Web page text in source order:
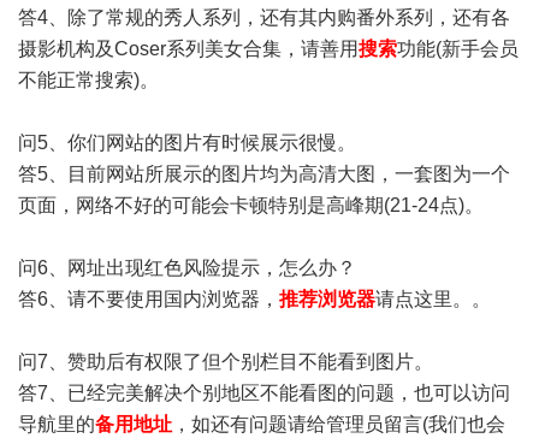
答4、除了常规的秀人系列，还有其内购番外系列，还有各
摄影机构及Coser系列美女合集，请善用搜索功能(新手会员
不能正常搜索)。
问5、你们网站的图片有时候展示很慢。
答5、目前网站所展示的图片均为高清大图，一套图为一个
页面，网络不好的可能会卡顿特别是高峰期(21-24点)。
问6、网址出现红色风险提示，怎么办？
答6、请不要使用国内浏览器， 推荐浏览器请点这里。。
问7、赞助后有权限了但个别栏目不能看到图片。
答7、已经完美解决个别地区不能看图的问题，也可以访问
导航里的备用地址 ，如还有问题请给管理员留言(我们也会